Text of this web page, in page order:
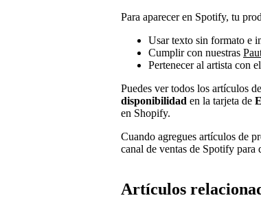
Para aparecer en Spotify, tu
Usar texto sin formato e
Cumplir con nuestras
Pertenecer al artista con
Puedes ver todos los artículos
disponibilidad en la tarjeta de
en Shopify.
Cuando agregues artículos de
canal de ventas de Spotify para
Artículos